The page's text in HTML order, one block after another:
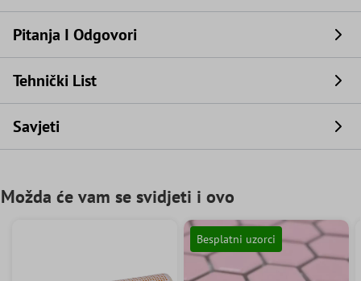
Pitanja I Odgovori
Tehnički List
Savjeti
Možda će vam se svidjeti i ovo
Besplatni uzorci